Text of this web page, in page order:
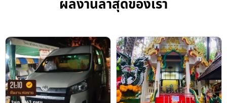
ผลงานล่าสุดของเรา